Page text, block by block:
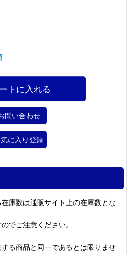
トに入れる
問い合わせ
に入り登録
庫数は通販サイト上の在庫数とな
でご注意ください。
る商品と同一であるとは限りませ